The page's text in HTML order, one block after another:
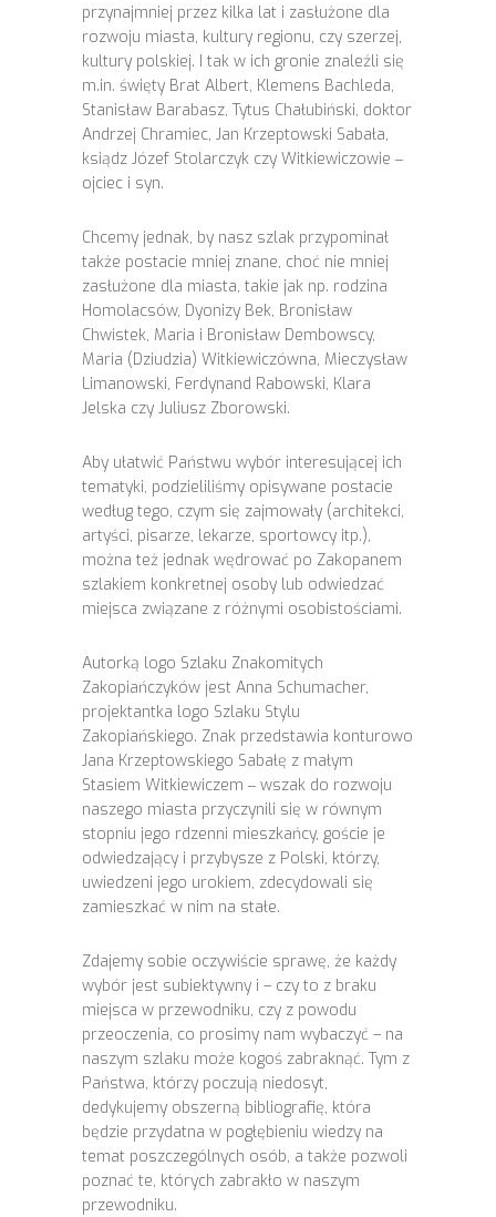
przynajmniej przez kilka lat i zasłużone dla
rozwoju miasta, kultury regionu, czy szerzej,
kultury polskiej. I tak w ich gronie znaleźli się
m.in. święty Brat Albert, Klemens Bachleda,
Stanisław Barabasz, Tytus Chałubiński, doktor
Andrzej Chramiec, Jan Krzeptowski Sabała,
ksiądz Józef Stolarczyk czy Witkiewiczowie ‒
ojciec i syn.
Chcemy jednak, by nasz szlak przypominał
także postacie mniej znane, choć nie mniej
zasłużone dla miasta, takie jak np. rodzina
Homolacsów, Dyonizy Bek, Bronisław
Chwistek, Maria i Bronisław Dembowscy,
Maria (Dziudzia) Witkiewiczówna, Mieczysław
Limanowski, Ferdynand Rabowski, Klara
Jelska czy Juliusz Zborowski.
Aby ułatwić Państwu wybór interesującej ich
tematyki, podzieliliśmy opisywane postacie
według tego, czym się zajmowały (architekci,
artyści, pisarze, lekarze, sportowcy itp.),
można też jednak wędrować po Zakopanem
szlakiem konkretnej osoby lub odwiedzać
miejsca związane z różnymi osobistościami.
Autorką logo Szlaku Znakomitych
Zakopiańczyków jest Anna Schumacher,
projektantka logo Szlaku Stylu
Zakopiańskiego. Znak przedstawia konturowo
Jana Krzeptowskiego Sabałę z małym
Stasiem Witkiewiczem ‒ wszak do rozwoju
naszego miasta przyczynili się w równym
stopniu jego rdzenni mieszkańcy, goście je
odwiedzający i przybysze z Polski, którzy,
uwiedzeni jego urokiem, zdecydowali się
zamieszkać w nim na stałe.
Zdajemy sobie oczywiście sprawę, że każdy
wybór jest subiektywny i – czy to z braku
miejsca w przewodniku, czy z powodu
przeoczenia, co prosimy nam wybaczyć – na
naszym szlaku może kogoś zabraknąć. Tym z
Państwa, którzy poczują niedosyt,
dedykujemy obszerną bibliografię, która
będzie przydatna w pogłębieniu wiedzy na
temat poszczególnych osób, a także pozwoli
poznać te, których zabrakło w naszym
przewodniku.